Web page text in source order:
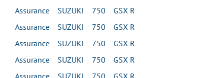
Assurance SUZUKI 750 GSX R
Assurance SUZUKI 750 GSX R
Assurance SUZUKI 750 GSX R
Assurance SUZUKI 750 GSX R
Assurance SUZUKI 750 GSX R